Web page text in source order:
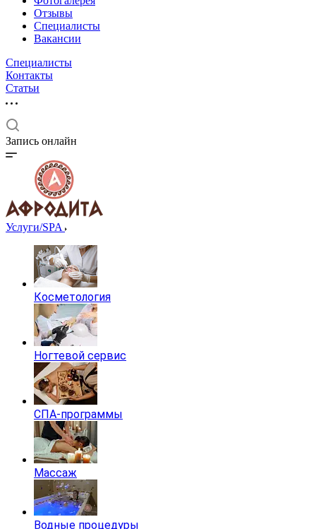
Отзывы
Специалисты
Вакансии
Специалисты
Контакты
Статьи
Запись онлайн
Услуги/SPA
Косметология
Ногтевой сервис
СПА-программы
Массаж
Водные процедуры